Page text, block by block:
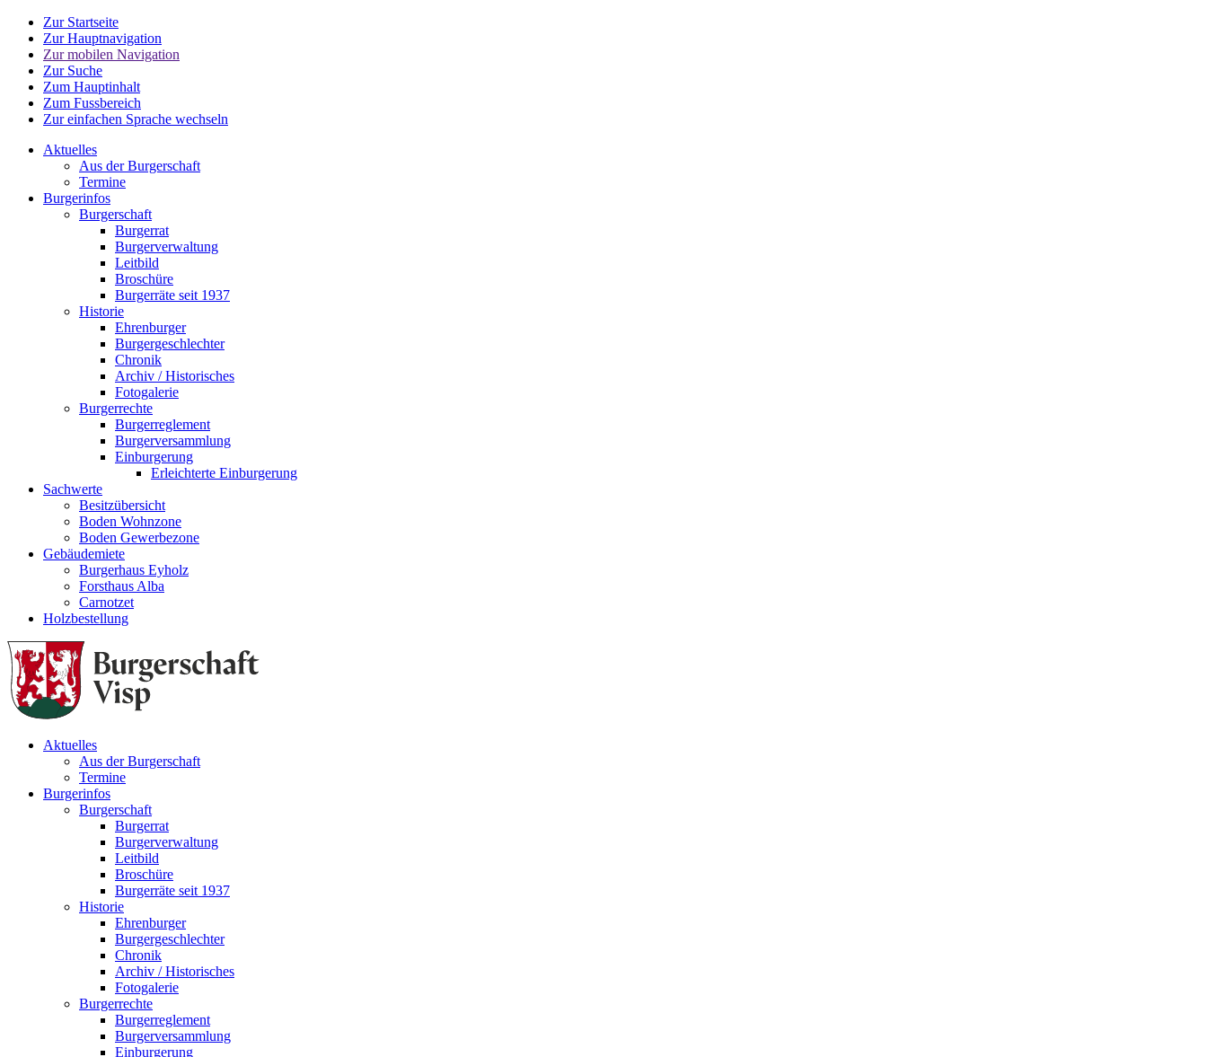
Zur Startseite
Zur Hauptnavigation
Zur mobilen Navigation
Zur Suche
Zum Hauptinhalt
Zum Fussbereich
Zur einfachen Sprache wechseln
Aktuelles
Aus der Burgerschaft
Termine
Burgerinfos
Burgerschaft
Burgerrat
Burgerverwaltung
Leitbild
Broschüre
Burgerräte seit 1937
Historie
Ehrenburger
Burgergeschlechter
Chronik
Archiv / Historisches
Fotogalerie
Burgerrechte
Burgerreglement
Burgerversammlung
Einburgerung
Erleichterte Einburgerung
Sachwerte
Besitzübersicht
Boden Wohnzone
Boden Gewerbezone
Gebäudemiete
Burgerhaus Eyholz
Forsthaus Alba
Carnotzet
Holzbestellung
Aktuelles
Aus der Burgerschaft
Termine
Burgerinfos
Burgerschaft
Burgerrat
Burgerverwaltung
Leitbild
Broschüre
Burgerräte seit 1937
Historie
Ehrenburger
Burgergeschlechter
Chronik
Archiv / Historisches
Fotogalerie
Burgerrechte
Burgerreglement
Burgerversammlung
Einburgerung